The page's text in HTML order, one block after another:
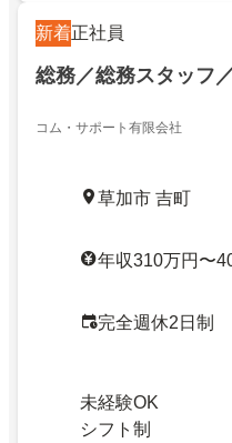
新着正社員
総務／総務スタッフ
コム・サポート有限会社
草加市 吉町
年収310万円〜
完全週休2日制
未経験OK
シフト制